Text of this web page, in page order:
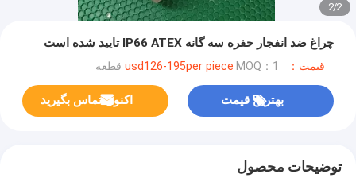
2
/
2
چراغ ضد انفجار حفره سه گانه IP66 ATEX تایید شده است
قیمت：usd126-195per piece MOQ：1 قطعه
بهترین قیمت اکنون تماس بگیرید
توضیحات محصول